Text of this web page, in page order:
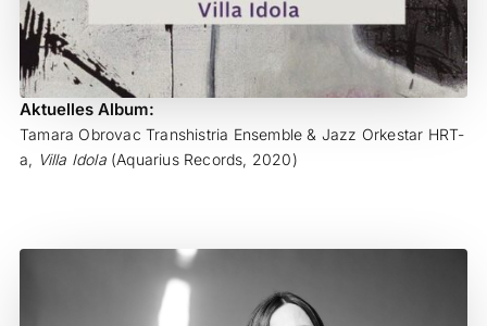
Aktuelles Album:
Tamara Obrovac Transhistria Ensemble & Jazz Orkestar HRT-
a, Villa Idola(Aquarius Records, 2020)